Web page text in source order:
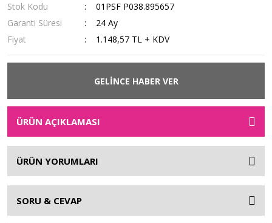
Stok Kodu
01PSF P038.895657
Garanti Süresi
24 Ay
Fiyat
1.148,57 TL + KDV
GELİNCE HABER VER
ÜRÜN AÇIKLAMASI
ÜRÜN YORUMLARI
SORU & CEVAP